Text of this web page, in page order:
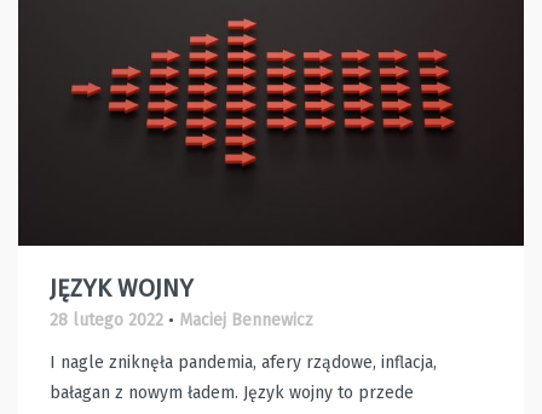
JĘZYK WOJNY
28 lutego 2022 • Maciej Bennewicz
I nagle zniknęła pandemia, afery rządowe, inflacja,
bałagan z nowym ładem. Język wojny to przede